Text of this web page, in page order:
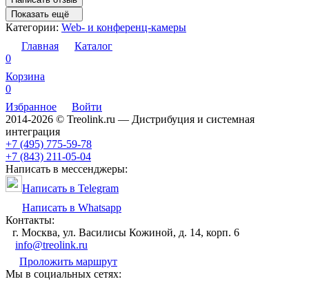
Показать ещё
Категории: Web- и конференц-камеры
Главная
Каталог
0
Корзина
0
Избранное
Войти
2014-2026 © Treolink.ru — Дистрибуция и системная
интеграция
+7 (495) 775-59-78
+7 (843) 211-05-04
Написать в мессенджеры:
Написать в Telegram
Написать в Whatsapp
Контакты:
г. Москва, ул. Василисы Кожиной, д. 14, корп. 6
info@treolink.ru
Проложить маршрут
Мы в социальных сетях: